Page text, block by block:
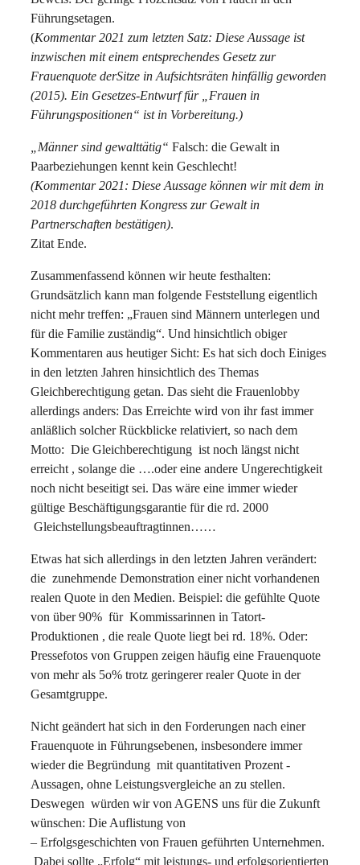
Führungsetagen.
(Kommentar 2021 zum letzten Satz: Diese Aussage ist
inzwischen mit einem entsprechendes Gesetz zur
Frauenquote derSitze in Aufsichtsräten hinfällig geworden
(2015). Ein Gesetzes-Entwurf für „Frauen in
Führungspositionen“ ist in Vorbereitung.)
„Männer sind gewalttätig“ Falsch: die Gewalt in
Paarbeziehungen kennt kein Geschlecht!
(Kommentar 2021: Diese Aussage können wir mit dem in
2018 durchgeführten Kongress zur Gewalt in
Partnerschaften bestätigen).
Zitat Ende.
Zusammenfassend können wir heute festhalten:
Grundsätzlich kann man folgende Feststellung eigentlich
nicht mehr treffen: „Frauen sind Männern unterlegen und
für die Familie zuständig“. Und hinsichtlich obiger
Kommentaren aus heutiger Sicht: Es hat sich doch Einiges
in den letzten Jahren hinsichtlich des Themas
Gleichberechtigung getan. Das sieht die Frauenlobby
allerdings anders: Das Erreichte wird von ihr fast immer
anläßlich solcher Rückblicke relativiert, so nach dem
Motto: Die Gleichberechtigung ist noch längst nicht
erreicht , solange die ….oder eine andere Ungerechtigkeit
noch nicht beseitigt sei. Das wäre eine immer wieder
gültige Beschäftigungsgarantie für die rd. 2000
Gleichstellungsbeauftragtinnen……
Etwas hat sich allerdings in den letzten Jahren verändert:
die zunehmende Demonstration einer nicht vorhandenen
realen Quote in den Medien. Beispiel: die gefühlte Quote
von über 90% für Kommissarinnen in Tatort-
Produktionen , die reale Quote liegt bei rd. 18%. Oder:
Pressefotos von Gruppen zeigen häufig eine Frauenquote
von mehr als 5o% trotz geringerer realer Quote in der
Gesamtgruppe.
Nicht geändert hat sich in den Forderungen nach einer
Frauenquote in Führungsebenen, insbesondere immer
wieder die Begründung mit quantitativen Prozent -
Aussagen, ohne Leistungsvergleiche an zu stellen.
Deswegen würden wir von AGENS uns für die Zukunft
wünschen: Die Auflistung von
– Erfolgsgeschichten von Frauen geführten Unternehmen.
Dabei sollte „Erfolg“ mit leistungs- und erfolgsorientierten